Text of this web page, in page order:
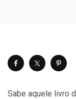
Sabe aquele livro